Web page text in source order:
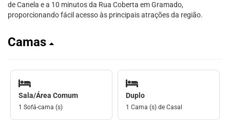
de Canela e a 10 minutos da Rua Coberta em Gramado,
proporcionando fácil acesso às principais atrações da região.
Camas
Sala/Área Comum
1 Sofá-cama (s)
Duplo
1 Cama (s) de Casal